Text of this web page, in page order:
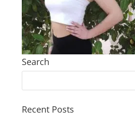
Search
Recent Posts